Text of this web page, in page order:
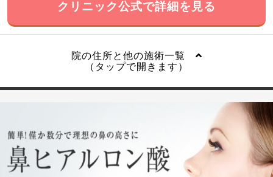
クリニック公式で詳細を見る
院の住所と他の施術一覧
（タップで開きます）